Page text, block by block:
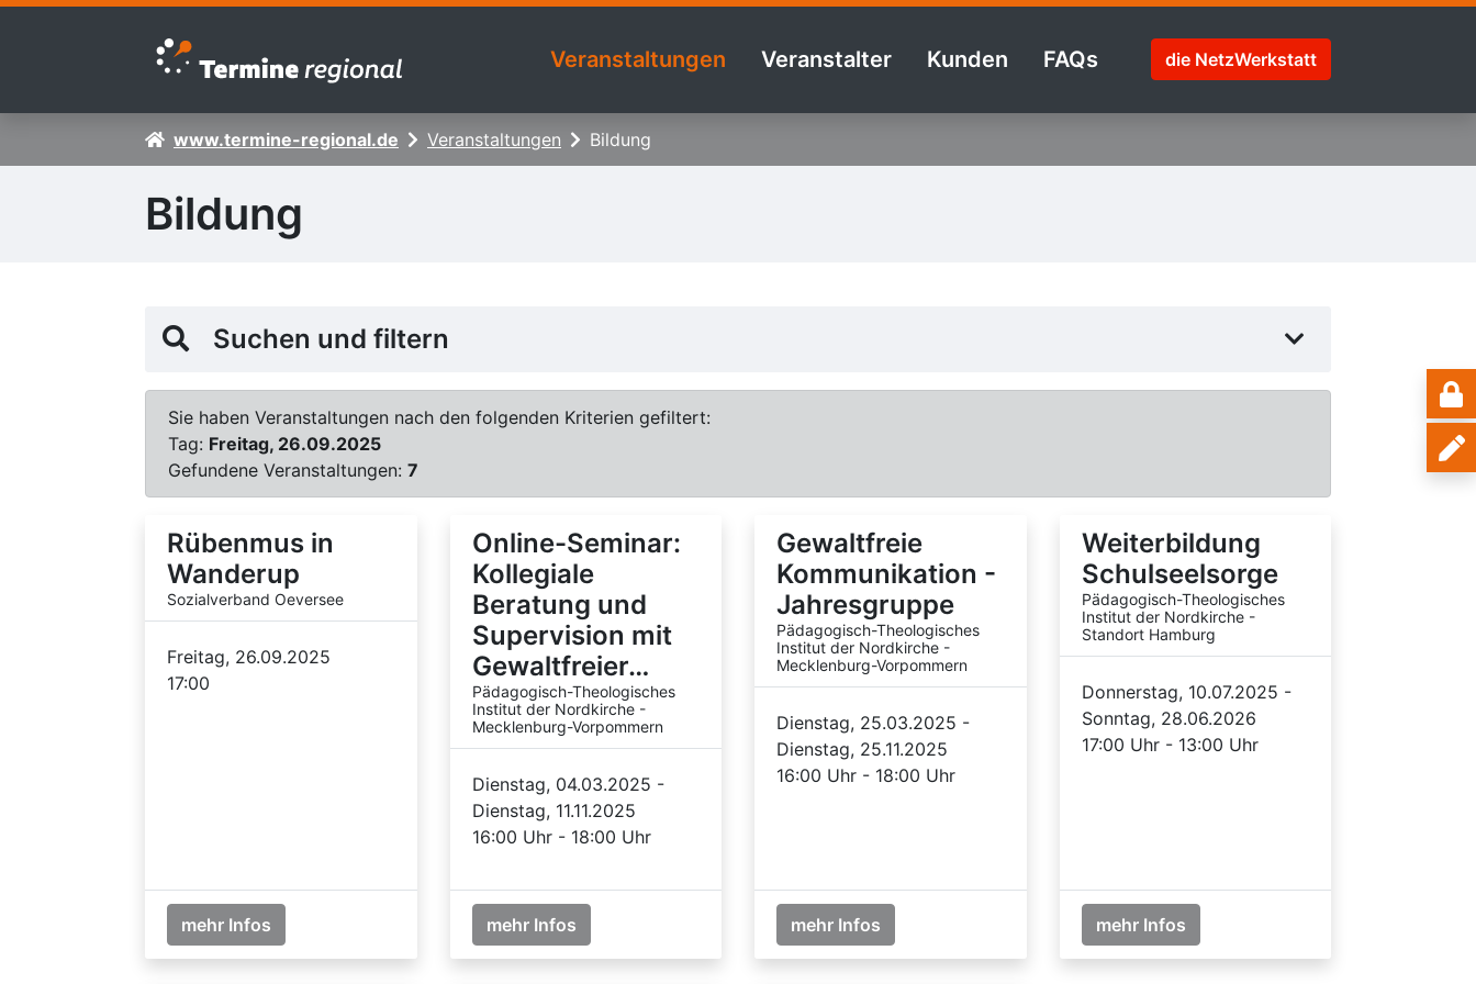
Zur Navigation springen
Zum Inhalt springen
Veranstaltungen Veranstalter Kunden FAQs die NetzWerkstatt
www.termine-regional.de Veranstaltungen Bildung
Bildung
Suchen und filtern
Sie haben Veranstaltungen nach den folgenden Kriterien gefiltert:
Tag: Freitag, 26.09.2025
Gefundene Veranstaltungen: 7
Rübenmus in
Wanderup
Sozialverband Oeversee
Freitag, 26.09.2025
17:00
mehr Infos
Online-Seminar:
Kollegiale
Beratung und
Supervision mit
Gewaltfreier…
Pädagogisch-Theologisches
Institut der Nordkirche -
Mecklenburg-Vorpommern
Dienstag, 04.03.2025 -
Dienstag, 11.11.2025
16:00 Uhr - 18:00 Uhr
mehr Infos
Gewaltfreie
Kommunikation -
Jahresgruppe
Pädagogisch-Theologisches
Institut der Nordkirche -
Mecklenburg-Vorpommern
Dienstag, 25.03.2025 -
Dienstag, 25.11.2025
16:00 Uhr - 18:00 Uhr
mehr Infos
Weiterbildung
Schulseelsorge
Pädagogisch-Theologisches
Institut der Nordkirche -
Standort Hamburg
Donnerstag, 10.07.2025 -
Sonntag, 28.06.2026
17:00 Uhr - 13:00 Uhr
mehr Infos